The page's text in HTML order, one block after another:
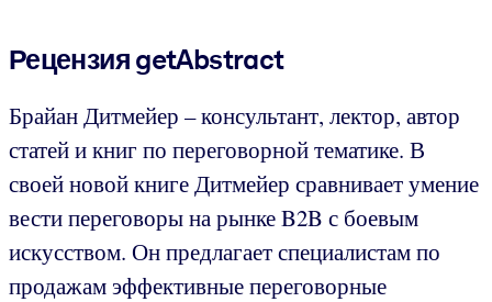
Рецензия getAbstract
Брайан Дитмейер – консультант, лектор, автор
статей и книг по переговорной тематике. В
своей новой книге Дитмейер сравнивает умение
вести переговоры на рынке B2B с боевым
искусством. Он предлагает специалистам по
продажам эффективные переговорные